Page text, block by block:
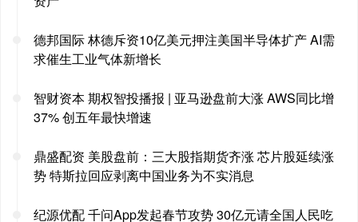
德邦国际 林德斥资10亿美元押注美国半导体扩产 AI需
求催生工业气体新增长
智财资本 期权智投播报 | 亚马逊盘前大涨 AWS同比增
37% 创五年最快增速
鼎盛配资 美股盘前：三大股指期货齐涨 芯片股延续涨
势 特斯拉回应剥离中国业务为不实消息
纪源优配 千问App发起春节攻势 30亿元请全国人民吃